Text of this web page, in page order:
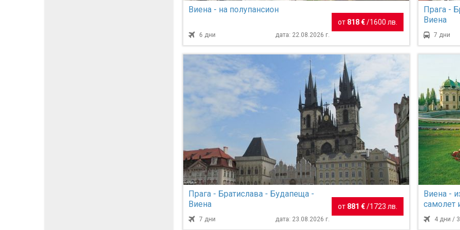
Виена - на полупансион
6 дни дата: 22.08.2026 г.
от 818 € / 1600 лв.
Прага -
Виена
7 дни
Прага - Братислава - Будапеща -
Виена
7 дни дата: 23.08.2026 г.
от 881 € / 1723 лв.
Виена -
самолет
език!4 дни /